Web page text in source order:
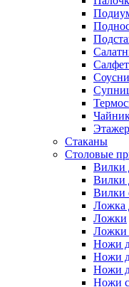
Стаканы
Столовые
Вилки
Вилки
Вилки
Ложка
Ложки
Ложки
Ножи
Ножи
Ножи
Ножи